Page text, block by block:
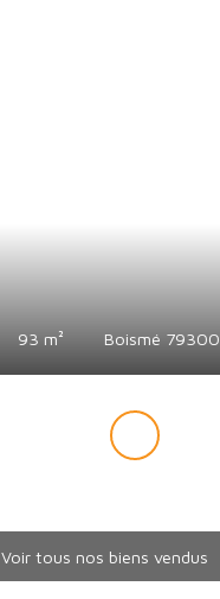
93 m² Boismé 79300
Voir tous nos biens vendus